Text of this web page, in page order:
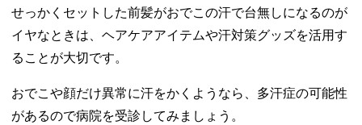
せっかくセットした前髪がおでこの汗で台無しになるのが
イヤなときは、ヘアケアアイテムや汗対策グッズを活用す
ることが大切です。
おでこや顔だけ異常に汗をかくようなら、多汗症の可能性
があるので病院を受診してみましょう。